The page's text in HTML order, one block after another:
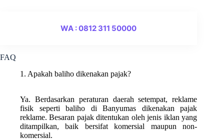
WA : 0812 311 50000
FAQ
1. Apakah baliho dikenakan pajak?
Ya. Berdasarkan peraturan daerah setempat, reklame
fisik seperti baliho di Banyumas dikenakan pajak
reklame. Besaran pajak ditentukan oleh jenis iklan yang
ditampilkan, baik bersifat komersial maupun non-
komersial.